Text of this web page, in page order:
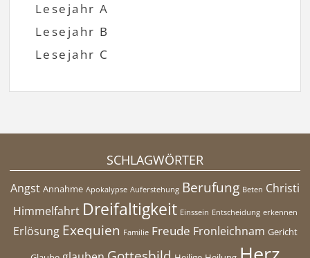
Lesejahr A
Lesejahr B
Lesejahr C
SCHLAGWÖRTER
Angst Annahme Apokalypse Auferstehung Berufung Beten Christi
Himmelfahrt Dreifaltigkeit Einssein Entscheidung erkennen
Erlösung Exequien Familie Freude Fronleichnam Gericht